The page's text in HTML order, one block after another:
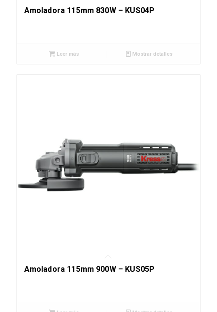
Amoladora 115mm 830W – KUS04P
Leer más Mostrar detalles
Amoladora 115mm 900W – KUS05P